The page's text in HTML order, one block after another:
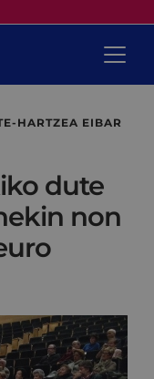
HARTZEA EIBAR
dute
non